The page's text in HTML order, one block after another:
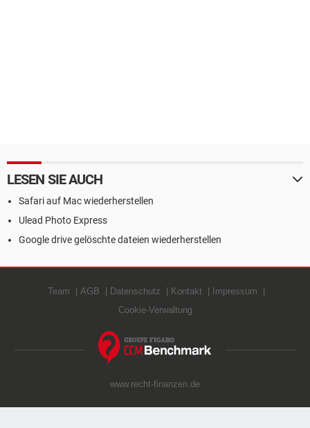
LESEN SIE AUCH
Safari auf Mac wiederherstellen
Ulead Photo Express
Google drive gelöschte dateien wiederherstellen
Team AGB Datenschutz Kontakt
Impressum
Cookie-Verwaltung
www.recht-finanzen.de